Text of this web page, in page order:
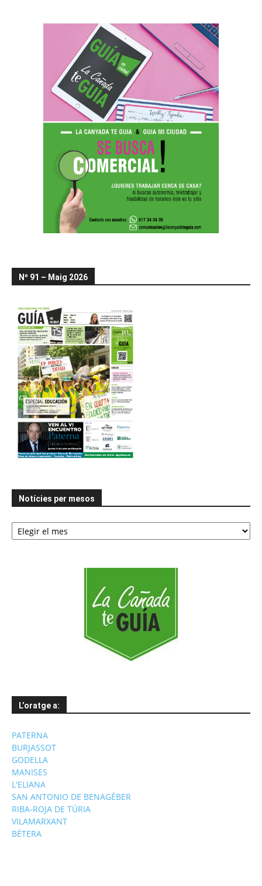
Nº 91 – Maig 2026
Notícies per mesos
Notícies
per
L’oratge a:
PATERNA
BURJASSOT
GODELLA
MANISES
L'ELIANA
SAN ANTONIO DE BENAGÉBER
RIBA-ROJA DE TÚRIA
VILAMARXANT
BÉTERA